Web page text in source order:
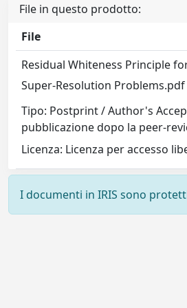
File in questo prodotto:
File
Residual Whiteness Principle
Super-Resolution Problems.pdf
Tipo: Postprint / Author's
pubblicazione dopo la peer-
Licenza: Licenza per accesso
I documenti in IRIS sono